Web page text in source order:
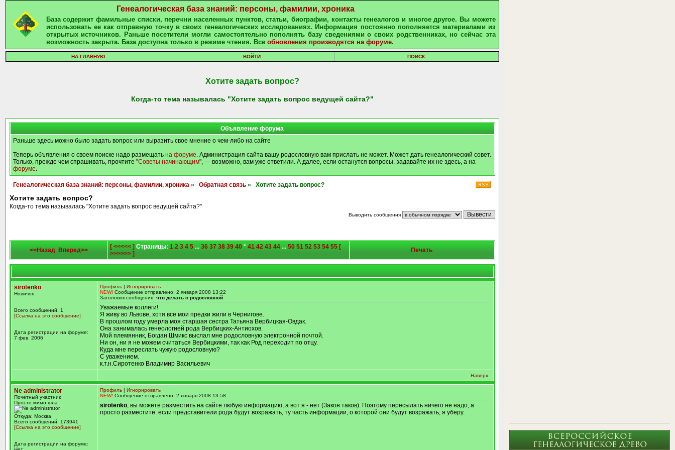
Генеалогическая база знаний: персоны, фамилии, хроника
База содержит фамильные списки, перечни населенных пунктов, статьи, биографии, контакты генеалогов и многое другое. Вы можете
использовать ее как отправную точку в своих генеалогических исследованиях. Информация постоянно пополняется материалами из
открытых источников. Раньше посетители могли самостоятельно пополнять базу сведениями о своих родственниках, но сейчас эта
возможность закрыта. База доступна только в режиме чтения. Все обновления производятся на форуме.
НА ГЛАВНУЮ ВОЙТИ ПОИСК
Хотите задать вопрос?
Когда-то тема называлась "Хотите задать вопрос ведущей сайта?"
Объявление форума
Раньше здесь можно было задать вопрос или выразить свое мнение о чем-либо на сайте
Теперь объявления о своем поиске надо размещать на форуме. Администрация сайта вашу родословную вам прислать не может. Может дать генеалогический совет.
Только, прежде чем спрашивать, прочтите "Советы начинающим", — возможно, вам уже ответили. А далее, если останутся вопросы, задавайте их не здесь, а на
форуме.
Генеалогическая база знаний: персоны, фамилии, хроника» Обратная связь» Хотите задать вопрос?
Хотите задать вопрос?
Когда-то тема называлась "Хотите задать вопрос ведущей сайта?"
Выводить сообщения
<<Назад Вперед>> [ <<<<< ] Страницы: 1 2 3 4 5... 36 37 38 39 40* 41 42 43 44... 50 51 52 53 54 55 [
>>>>>> ]
Печать
sirotenko
Новичок
Всего сообщений: 1
[Ссылка на это сообщение]
Дата регистрации на форуме:
7 фев. 2006
Профиль| Игнорировать
NEW! Сообщение отправлено: 2 января 2008 13:22
Заголовок сообщения: что делать с родословной
Уважаемые коллеги!
Я живу во Львове, хотя все мои предки жили в Чернигове.
В прошлом году умерла моя старшая сестра Татьяна Вербицкая-Овдак.
Она занималась генеологией рода Вербицких-Антиохов.
Мой племянник, Богдан Шмикс выслал мне родословную электронной почтой.
Ни он, ни я не можем считаться Вербицкими, так как Род переходит по отцу.
Куда мне переслать чужую родословную?
С уважением.
к.т.н.Сиротенко Владимир Васильевич
Наверх
Ne administrator
Почетный участник
Просто мимо шла
Откуда: Москва
Всего сообщений: 173941
[Ссылка на это сообщение]
Дата регистрации на форуме:
Профиль| Игнорировать
NEW! Сообщение отправлено: 2 января 2008 13:58
sirotenko, вы можете разместить на сайте любую информацию, а вот я - нет (Закон таков). Поэтому пересылать ничего не надо, а
просто разместите. если представители рода будут возражать, ту часть информации, о которой они будут возражать, я уберу.